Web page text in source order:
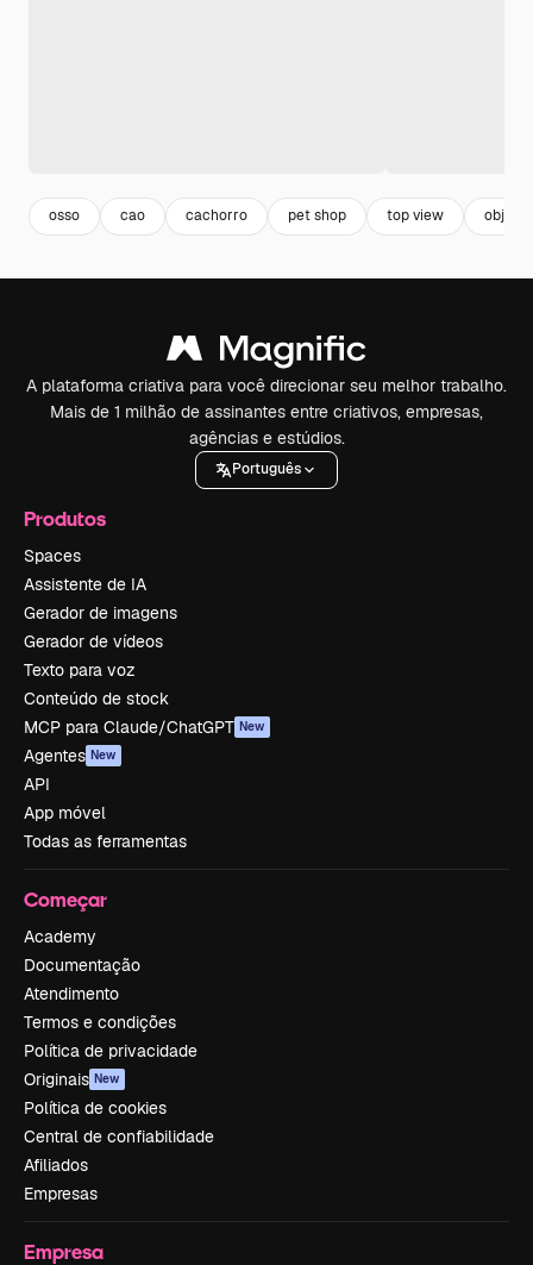
osso cao cachorro pet shop top view objetos
A plataforma criativa para você direcionar seu melhor trabalho.
Mais de 1 milhão de assinantes entre criativos, empresas,
agências e estúdios.
Português
Produtos
Spaces
Assistente de IA
Gerador de imagens
Gerador de vídeos
Texto para voz
Conteúdo de stock
MCP para Claude/ChatGPT New
Agentes New
API
App móvel
Todas as ferramentas
Começar
Academy
Documentação
Atendimento
Termos e condições
Política de privacidade
Originais New
Política de cookies
Central de confiabilidade
Afiliados
Empresas
Empresa